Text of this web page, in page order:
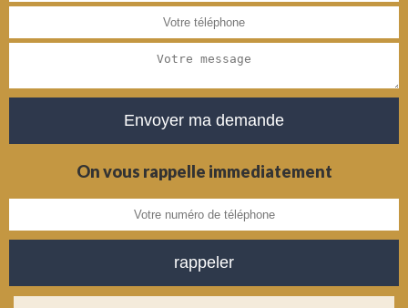
On vous rappelle immediatement